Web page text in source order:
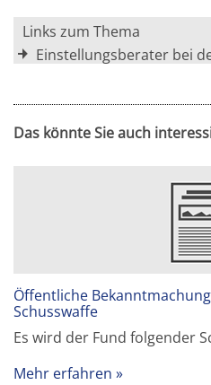
Links zum Thema
Einstellungsberater bei
Das könnte Sie auch
Öffentliche
Schusswaffe
Es wird der Fund folgender
Mehr erfahren